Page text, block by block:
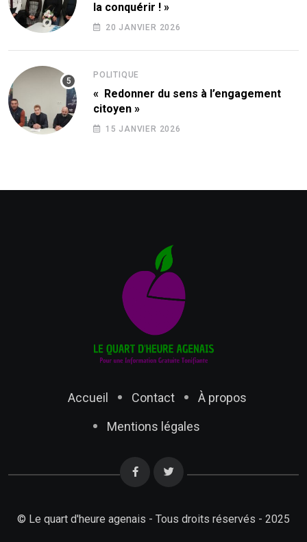
la conquérir ! »
20 JANVIER 2026
POLITIQUE
« Redonner du sens à l’engagement
citoyen »
15 JANVIER 2026
Accueil Contact
À propos
Mentions légales
© Le quart d'heure agenais - Tous droits réservés - 2025